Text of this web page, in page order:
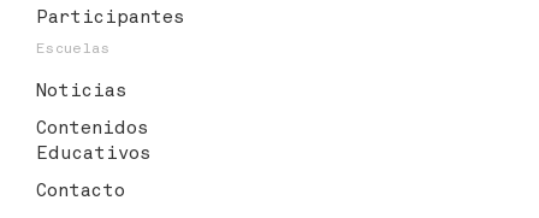
Participantes
Escuelas
Noticias
Contenidos
Educativos
Contacto